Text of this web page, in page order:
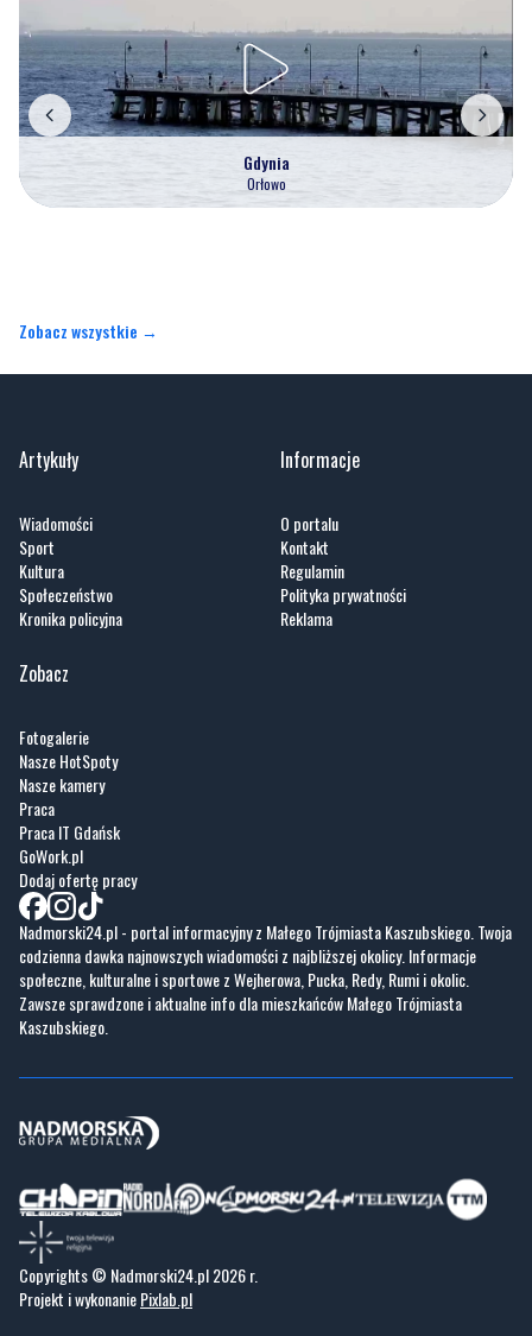
Gdynia
Orłowo
Zobacz wszystkie →
Artykuły
Wiadomości
Sport
Kultura
Społeczeństwo
Kronika policyjna
Informacje
O portalu
Kontakt
Regulamin
Polityka prywatności
Reklama
Zobacz
Fotogalerie
Nasze HotSpoty
Nasze kamery
Praca
Praca IT Gdańsk
GoWork.pl
Dodaj ofertę pracy
Nadmorski24.pl - portal informacyjny z Małego Trójmiasta Kaszubskiego. Twoja
codzienna dawka najnowszych wiadomości z najbliższej okolicy. Informacje
społeczne, kulturalne i sportowe z Wejherowa, Pucka, Redy, Rumi i okolic.
Zawsze sprawdzone i aktualne info dla mieszkańców Małego Trójmiasta
Kaszubskiego.
Copyrights © Nadmorski24.pl 2026 r.
Projekt i wykonaniePixlab.pl